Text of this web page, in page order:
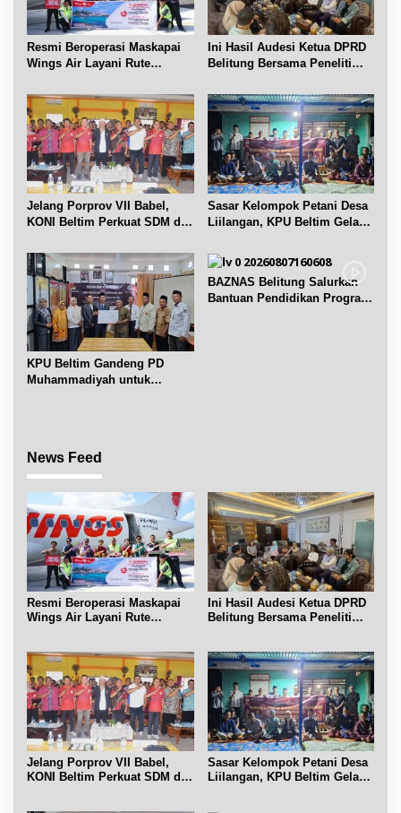
Resmi Beroperasi Maskapai
Wings Air Layani Rute
Ini Hasil Audesi Ketua DPRD
Belitung Bersama Peneliti
Jelang Porprov VII Babel,
KONI Beltim Perkuat SDM di
Sasar Kelompok Petani Desa
Liilangan, KPU Beltim Gelar
KPU Beltim Gandeng PD
Muhammadiyah untuk
BAZNAS Belitung Salurkan
Bantuan Pendidikan Program
News Feed
Resmi Beroperasi Maskapai
Wings Air Layani Rute
Ini Hasil Audesi Ketua DPRD
Belitung Bersama Peneliti
Jelang Porprov VII Babel,
KONI Beltim Perkuat SDM di
Sasar Kelompok Petani Desa
Liilangan, KPU Beltim Gelar